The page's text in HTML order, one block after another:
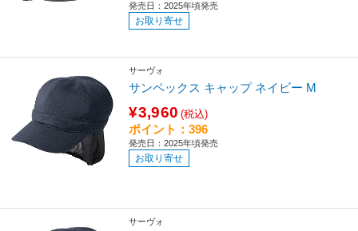
発売日：2025年頃発売
お取り寄せ
サーヴォ
サンペックス キャップ ネイビー M
¥3,960 (税込)
ポイント：396
発売日：2025年頃発売
お取り寄せ
サーヴォ